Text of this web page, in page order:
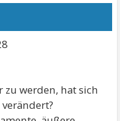
zu werden, hat sich